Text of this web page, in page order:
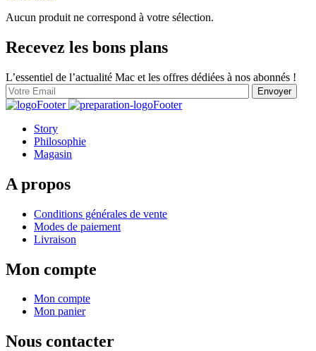
Aucun produit ne correspond à votre sélection.
Recevez les bons plans
L’essentiel de l’actualité Mac et les offres dédiées à nos abonnés !
Story
Philosophie
Magasin
A propos
Conditions générales de vente
Modes de paiement
Livraison
Mon compte
Mon compte
Mon panier
Nous contacter